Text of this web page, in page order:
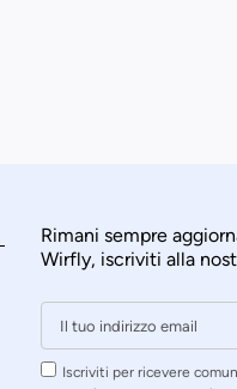
Rimani sempre
Wirfly, iscriviti alla
Iscriviti per ricevere